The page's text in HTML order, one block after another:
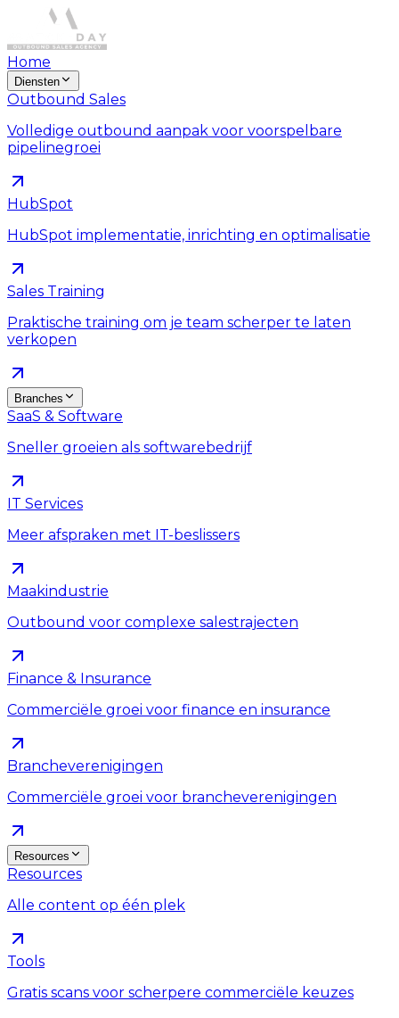
Home
Diensten
Outbound Sales
Volledige outbound aanpak voor voorspelbare
pipelinegroei
HubSpot
HubSpot implementatie, inrichting en optimalisatie
Sales Training
Praktische training om je team scherper te laten
verkopen
Branches
SaaS & Software
Sneller groeien als softwarebedrijf
IT Services
Meer afspraken met IT-beslissers
Maakindustrie
Outbound voor complexe salestrajecten
Finance & Insurance
Commerciële groei voor finance en insurance
Brancheverenigingen
Commerciële groei voor brancheverenigingen
Resources
Resources
Alle content op één plek
Tools
Gratis scans voor scherpere commerciële keuzes